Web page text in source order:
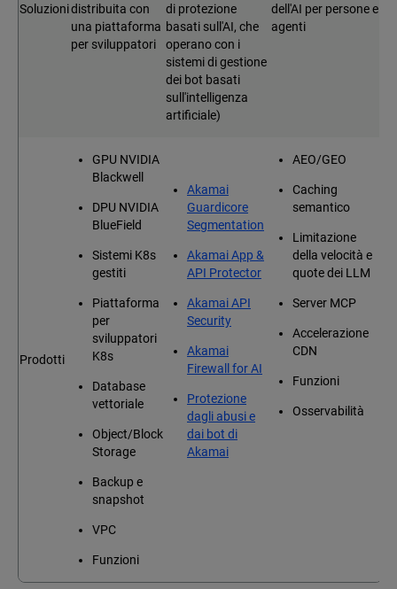
Soluzionidistribuita con
una piattaforma
per sviluppatori
di protezione
basati sull'AI, che
operano con i
sistemi di gestione
dei bot basati
sull'intelligenza
artificiale)
dell'AI per persone e
agenti
Prodotti
GPU NVIDIA
Blackwell
DPU NVIDIA
BlueField
Sistemi K8s
gestiti
Piattaforma
per
sviluppatori
K8s
Database
vettoriale
Object/Block
Storage
Backup e
snapshot
VPC
Funzioni
Akamai
Guardicore
Segmentation
Akamai App &
API Protector
Akamai API
Security
Akamai
Firewall for AI
Protezione
dagli abusi e
dai bot di
Akamai
AEO/GEO
Caching
semantico
Limitazione
della velocità e
quote dei LLM
Server MCP
Accelerazione
CDN
Funzioni
Osservabilità